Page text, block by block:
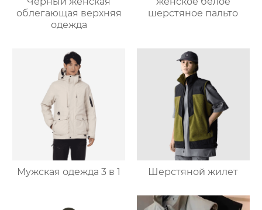
облегающая верхняя
одежда
шерстяное пальто
Мужская одежда 3 в 1 Шерстяной жилет